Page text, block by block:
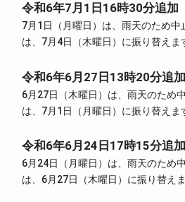
令和6年7月1日16時30分追加
7月1日（月曜日）は、雨天のため中
は、7月4日（木曜日）に振り替えま
令和6年6月27日13時20分追加
6月27日（木曜日）は、雨天のため
は、7月1日（月曜日）に振り替えま
令和6年6月24日17時15分追加
6月24日（月曜日）は、雨天のため
は、6月27日（木曜日）に振り替えま